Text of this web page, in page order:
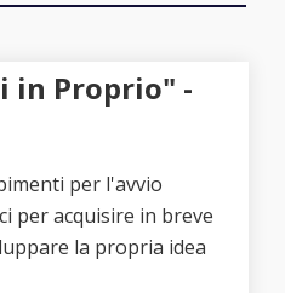
in Proprio" -
per l'avvio
per acquisire in breve
la propria idea